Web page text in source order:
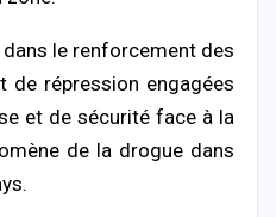
le renforcement des
de répression engagées
et de sécurité face à la
de la drogue dans